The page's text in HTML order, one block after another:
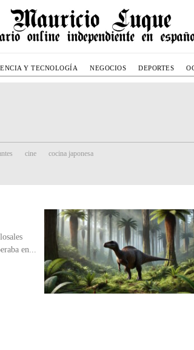
Y TECNOLOGÍA NEGOCIOS DEPORTES
cine cocina japonesa
en...